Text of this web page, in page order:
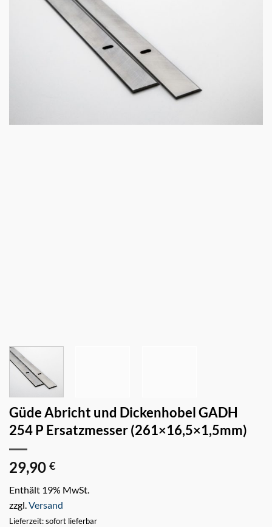
Güde Abricht und Dickenhobel GADH
254 P Ersatzmesser (261×16,5×1,5mm)
29,90 €
Enthält 19% MwSt.
zzgl.Versand
Lieferzeit: sofort lieferbar